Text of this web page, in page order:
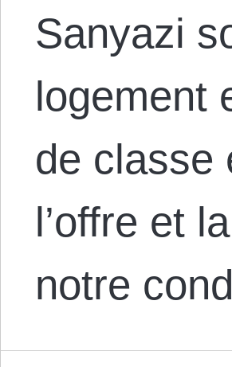
Sanyazi
logement
de classe
l’offre et
notre